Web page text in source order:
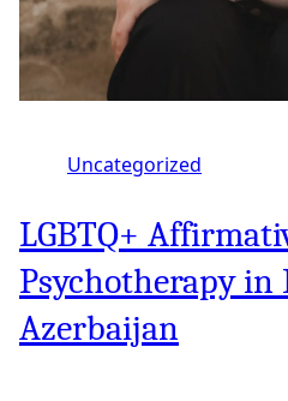
Uncategorized
LGBTQ+
Psychotherapy in
Azerbaijan